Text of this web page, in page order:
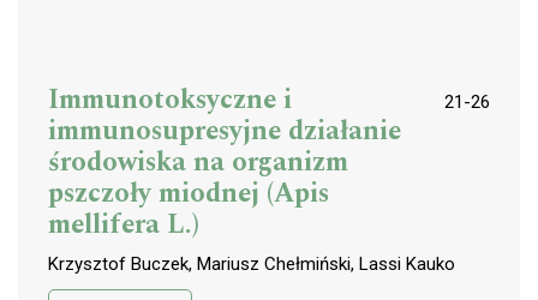
Immunotoksyczne i
immunosupresyjne działanie
środowiska na organizm
pszczoły miodnej (Apis
mellifera L.)
21-26
Krzysztof Buczek, Mariusz Chełmiński, Lassi Kauko